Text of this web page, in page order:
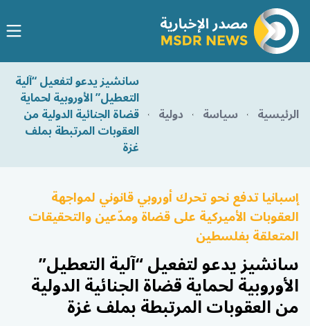
الرئيسية سياسة دولية
سانشيز يدعو لتفعيل “آلية
التعطيل” الأوروبية لحماية
قضاة الجنائية الدولية من
العقوبات المرتبطة بملف
غزة
إسبانيا تدفع نحو تحرك أوروبي قانوني لمواجهة
العقوبات الأميركية على قضاة ومدّعين والتحقيقات
المتعلقة بفلسطين
سانشيز يدعو لتفعيل “آلية التعطيل”
الأوروبية لحماية قضاة الجنائية الدولية
من العقوبات المرتبطة بملف غزة